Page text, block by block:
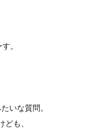
。
いな質問。
も、